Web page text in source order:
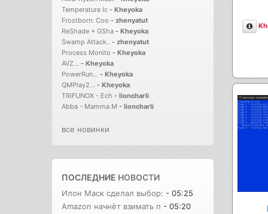
Temperature Ic - Kheyoka
Frostborn: Coo - zhenyatut
ReShade + GSha - Kheyoka
Swamp Attack.. - zhenyatut
Process Monito - Kheyoka
AVZ... - Kheyoka
PowerRun... - Kheyoka
QMPlay2... - Kheyoka
TRIFUNOX - Ech - lioncharli
Abba - Mamma M - lioncharli
все новинки
ПОСЛЕДНИЕ НОВОСТИ
Илон Маск сделал выбор: - 05:25
Amazon начнёт взимать п - 05:20